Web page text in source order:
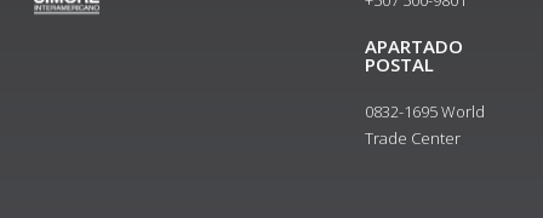
APARTADO
POSTAL
0832-1695 World
Trade Center